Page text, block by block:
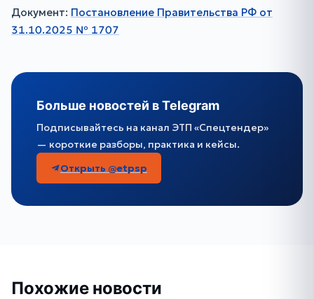
Документ: Постановление Правительства РФ от
31.10.2025 № 1707
Больше новостей в Telegram
Подписывайтесь на канал ЭТП «Спецтендер»
— короткие разборы, практика и кейсы.
Открыть @etpsp
Похожие новости